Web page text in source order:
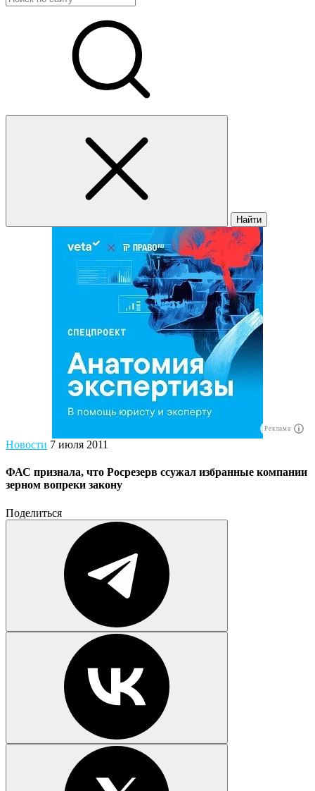
Найти
Реклама
Новости 7 июля 2011
ФАС признала, что Росрезерв ссужал избранные компании
зерном вопреки закону
Поделиться